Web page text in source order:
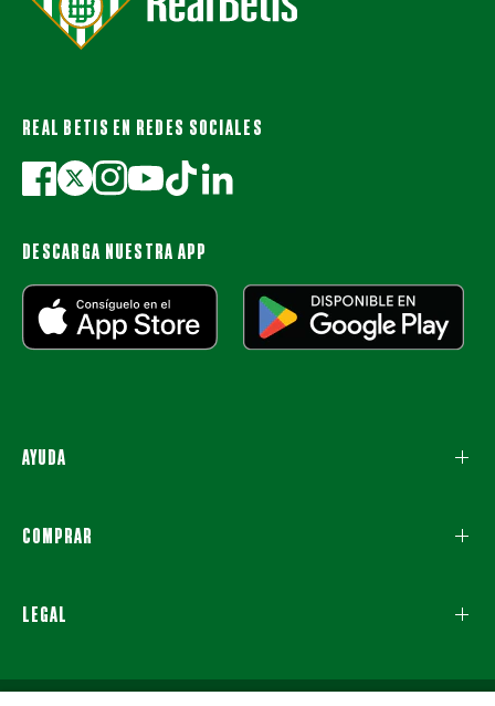
REAL BETIS EN REDES SOCIALES
DESCARGA NUESTRA APP
AYUDA
COMPRAR
LEGAL